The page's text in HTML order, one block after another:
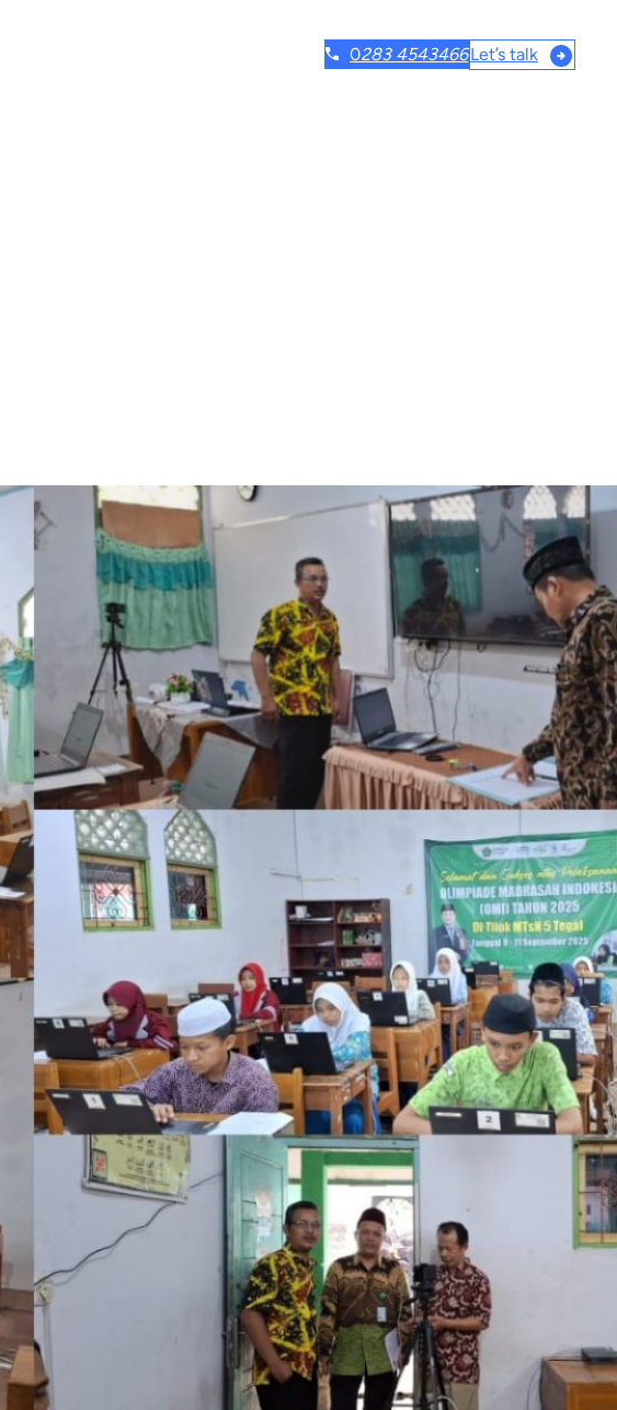
0283 4543466Let’s talk